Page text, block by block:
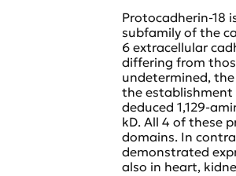
Protocadherin-18
subfamily of the
6 extracellular
differing from
undetermined,
the establishment
deduced 1,129-
kD. All 4 of these
domains. In
demonstrated
also in heart,